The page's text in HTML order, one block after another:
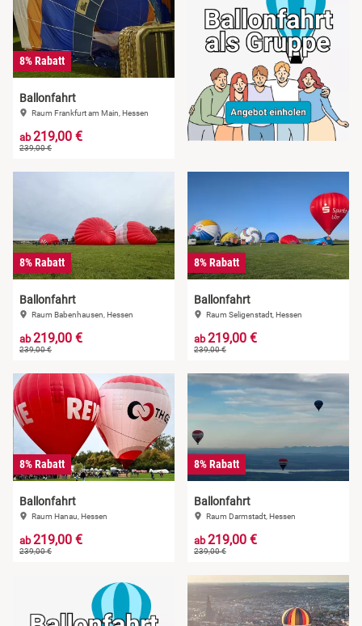
8% Rabatt
Ballonfahrt
Raum Frankfurt am Main, Hessen
ab219,00 €
239,00 €
8% Rabatt
Ballonfahrt
Raum Babenhausen, Hessen
ab219,00 €
239,00 €
8% Rabatt
Ballonfahrt
Raum Seligenstadt, Hessen
ab219,00 €
239,00 €
8% Rabatt
Ballonfahrt
Raum Hanau, Hessen
ab219,00 €
239,00 €
8% Rabatt
Ballonfahrt
Raum Darmstadt, Hessen
ab219,00 €
239,00 €
Sächsische Schweiz
Schwäbische Alb